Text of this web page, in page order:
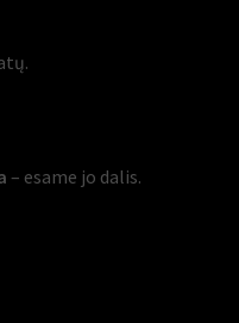
– esame jo dalis.